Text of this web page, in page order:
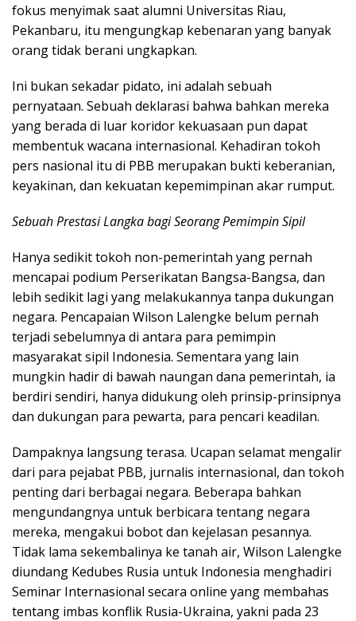
fokus menyimak saat alumni Universitas Riau,
Pekanbaru, itu mengungkap kebenaran yang banyak
orang tidak berani ungkapkan.
Ini bukan sekadar pidato, ini adalah sebuah
pernyataan. Sebuah deklarasi bahwa bahkan mereka
yang berada di luar koridor kekuasaan pun dapat
membentuk wacana internasional. Kehadiran tokoh
pers nasional itu di PBB merupakan bukti keberanian,
keyakinan, dan kekuatan kepemimpinan akar rumput.
Sebuah Prestasi Langka bagi Seorang Pemimpin Sipil
Hanya sedikit tokoh non-pemerintah yang pernah
mencapai podium Perserikatan Bangsa-Bangsa, dan
lebih sedikit lagi yang melakukannya tanpa dukungan
negara. Pencapaian Wilson Lalengke belum pernah
terjadi sebelumnya di antara para pemimpin
masyarakat sipil Indonesia. Sementara yang lain
mungkin hadir di bawah naungan dana pemerintah, ia
berdiri sendiri, hanya didukung oleh prinsip-prinsipnya
dan dukungan para pewarta, para pencari keadilan.
Dampaknya langsung terasa. Ucapan selamat mengalir
dari para pejabat PBB, jurnalis internasional, dan tokoh
penting dari berbagai negara. Beberapa bahkan
mengundangnya untuk berbicara tentang negara
mereka, mengakui bobot dan kejelasan pesannya.
Tidak lama sekembalinya ke tanah air, Wilson Lalengke
diundang Kedubes Rusia untuk Indonesia menghadiri
Seminar Internasional secara online yang membahas
tentang imbas konflik Rusia-Ukraina, yakni pada 23